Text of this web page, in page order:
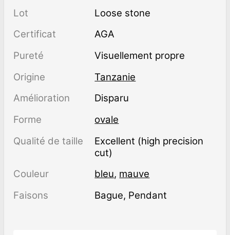
Lot
Loose stone
Certificat
AGA
Pureté
visuellement propre
Origine
Tanzanie
Amélioration
disparu
Forme
ovale
Qualité de taille
Excellent (high precision
cut)
Couleur
bleu, mauve
Faisons
Bague, Pendant